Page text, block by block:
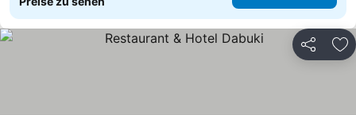
Teilen